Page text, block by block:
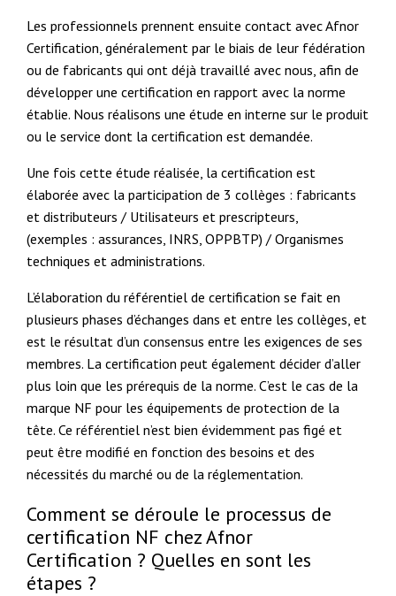
Les professionnels prennent ensuite contact avec Afnor
Certification, généralement par le biais de leur fédération
ou de fabricants qui ont déjà travaillé avec nous, afin de
développer une certification en rapport avec la norme
établie. Nous réalisons une étude en interne sur le produit
ou le service dont la certification est demandée.
Une fois cette étude réalisée, la certification est
élaborée avec la participation de 3 collèges : fabricants
et distributeurs / Utilisateurs et prescripteurs,
(exemples : assurances, INRS, OPPBTP) / Organismes
techniques et administrations.
L’élaboration du référentiel de certification se fait en
plusieurs phases d’échanges dans et entre les collèges, et
est le résultat d’un consensus entre les exigences de ses
membres. La certification peut également décider d’aller
plus loin que les prérequis de la norme. C’est le cas de la
marque NF pour les équipements de protection de la
tête. Ce référentiel n’est bien évidemment pas figé et
peut être modifié en fonction des besoins et des
nécessités du marché ou de la réglementation.
Comment se déroule le processus de
certification NF chez Afnor
Certification ? Quelles en sont les
étapes ?